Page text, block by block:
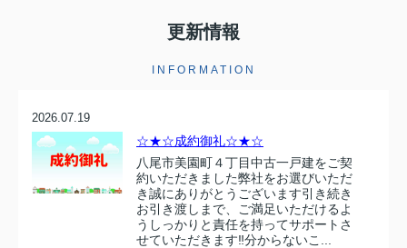
更新情報
INFORMATION
2026.07.19
☆★☆成約御礼☆★☆
八尾市美園町４丁目中古一戸建をご契
約いただきました弊社をお選びいただ
き誠にありがとうございます引き続き
お引き渡しまで、ご満足いただけるよ
うしっかりと責任を持ってサポートさ
せていただきます‼分からないこ...